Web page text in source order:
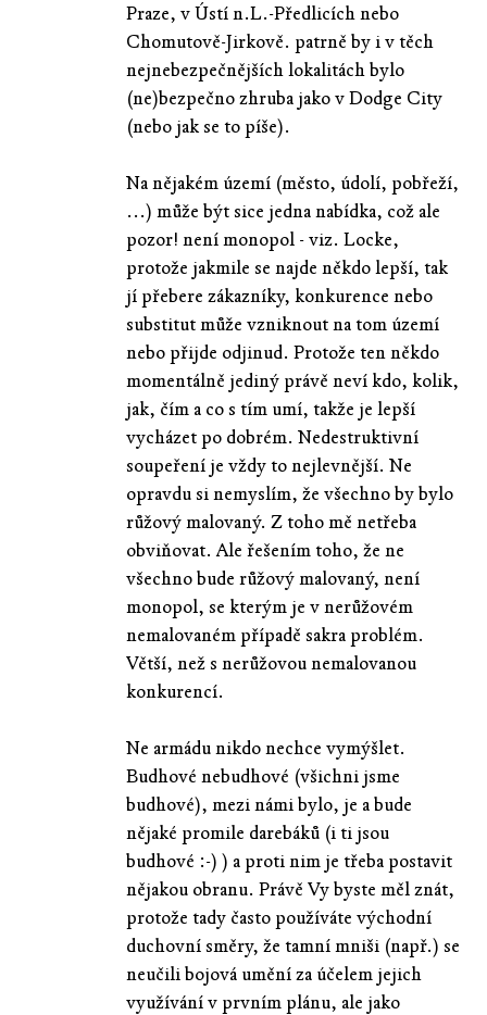
Praze, v Ústí n.L.-Předlicích nebo
Chomutově-Jirkově. patrně by i v těch
nejnebezpečnějších lokalitách bylo
(ne)bezpečno zhruba jako v Dodge City
(nebo jak se to píše).
Na nějakém území (město, údolí, pobřeží,
...) může být sice jedna nabídka, což ale
pozor! není monopol - viz. Locke,
protože jakmile se najde někdo lepší, tak
jí přebere zákazníky, konkurence nebo
substitut může vzniknout na tom území
nebo přijde odjinud. Protože ten někdo
momentálně jediný právě neví kdo, kolik,
jak, čím a co s tím umí, takže je lepší
vycházet po dobrém. Nedestruktivní
soupeření je vždy to nejlevnější. Ne
opravdu si nemyslím, že všechno by bylo
růžový malovaný. Z toho mě netřeba
obviňovat. Ale řešením toho, že ne
všechno bude růžový malovaný, není
monopol, se kterým je v nerůžovém
nemalovaném případě sakra problém.
Větší, než s nerůžovou nemalovanou
konkurencí.
Ne armádu nikdo nechce vymýšlet.
Budhové nebudhové (všichni jsme
budhové), mezi námi bylo, je a bude
nějaké promile darebáků (i ti jsou
budhové :-) ) a proti nim je třeba postavit
nějakou obranu. Právě Vy byste měl znát,
protože tady často používáte východní
duchovní směry, že tamní mniši (např.) se
neučili bojová umění za účelem jejich
využívání v prvním plánu, ale jako